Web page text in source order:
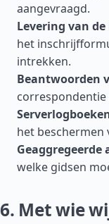
aangevraagd.
Levering van
het
intrekken.
Beantwoorden
correspondentie
het beschermen
Geaggregeerde
welke gidsen
6. Met wie